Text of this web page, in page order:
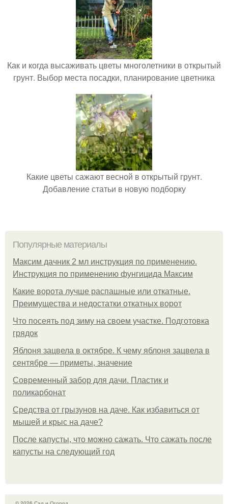
Как и когда высаживать цветы многолетники в открытый
грунт. Выбор места посадки, планирование цветника
Какие цветы сажают весной в открытый грунт.
Добавление статьи в новую подборку
Популярные материалы
Максим дачник 2 мл инструкция по применению.
Инструкция по применению фунгицида Максим
Какие ворота лучше распашные или откатные.
Преимущества и недостатки откатных ворот
Что посеять под зиму на своем участке. Подготовка
грядок
Яблоня зацвела в октябре. К чему яблоня зацвела в
сентябре — приметы, значение
Современный забор для дачи. Пластик и
поликарбонат
Средства от грызунов на даче. Как избавиться от
мышей и крыс на даче?
После капусты, что можно сажать. Что сажать после
капусты на следующий год